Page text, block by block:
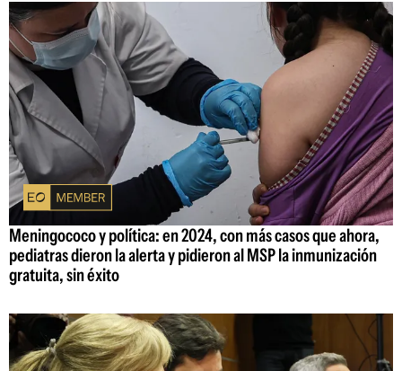
Meningococo y política: en 2024, con más casos que ahora,
pediatras dieron la alerta y pidieron al MSP la inmunización
gratuita, sin éxito